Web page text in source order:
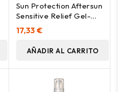
Sun Protection Aftersun
Sensitive Relief Gel-
Crema 200 Ml
17,33 €
AÑADIR AL CARRITO